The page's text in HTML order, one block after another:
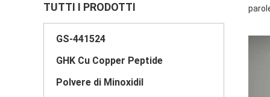
TUTTI I PRODOTTI
GS-441524
GHK Cu Copper Peptide
Polvere di Minoxidil